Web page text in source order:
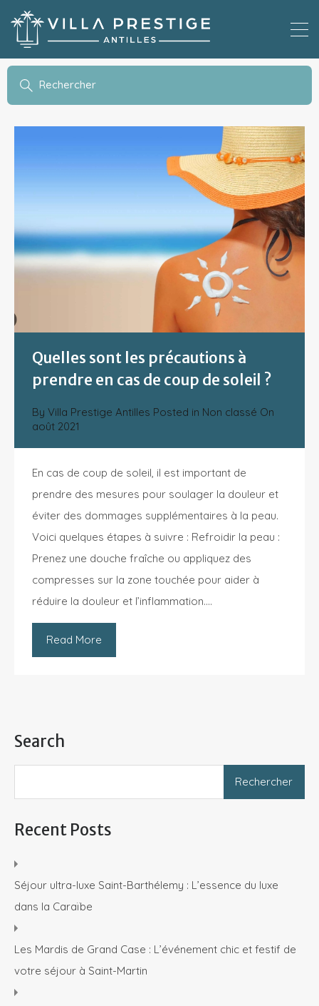
Rechercher
Quelles sont les précautions à
prendre en cas de coup de soleil ?
By Villa Prestige Antilles Posted in Non classé On
août 2021
En cas de coup de soleil, il est important de
prendre des mesures pour soulager la douleur et
éviter des dommages supplémentaires à la peau.
Voici quelques étapes à suivre : Refroidir la peau :
Prenez une douche fraîche ou appliquez des
compresses sur la zone touchée pour aider à
réduire la douleur et l’inflammation….
Read More
Search
Recent Posts
Séjour ultra-luxe Saint-Barthélemy : L’essence du luxe
dans la Caraïbe
Les Mardis de Grand Case : L’événement chic et festif de
votre séjour à Saint-Martin